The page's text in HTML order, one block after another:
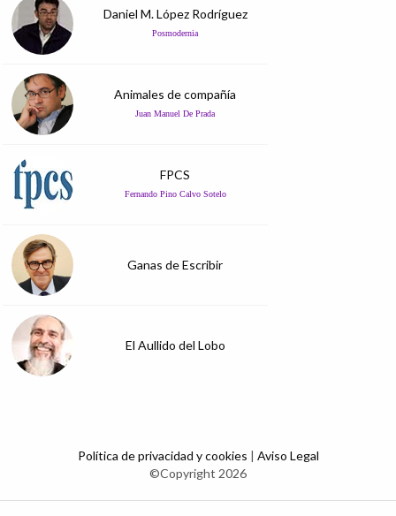
Daniel M. López Rodríguez
Posmodernia
Animales de compañía
Juan Manuel De Prada
FPCS
Fernando Pino Calvo Sotelo
Ganas de Escribir
El Aullido del Lobo
Política de privacidad y cookies | Aviso Legal
©Copyright 2026